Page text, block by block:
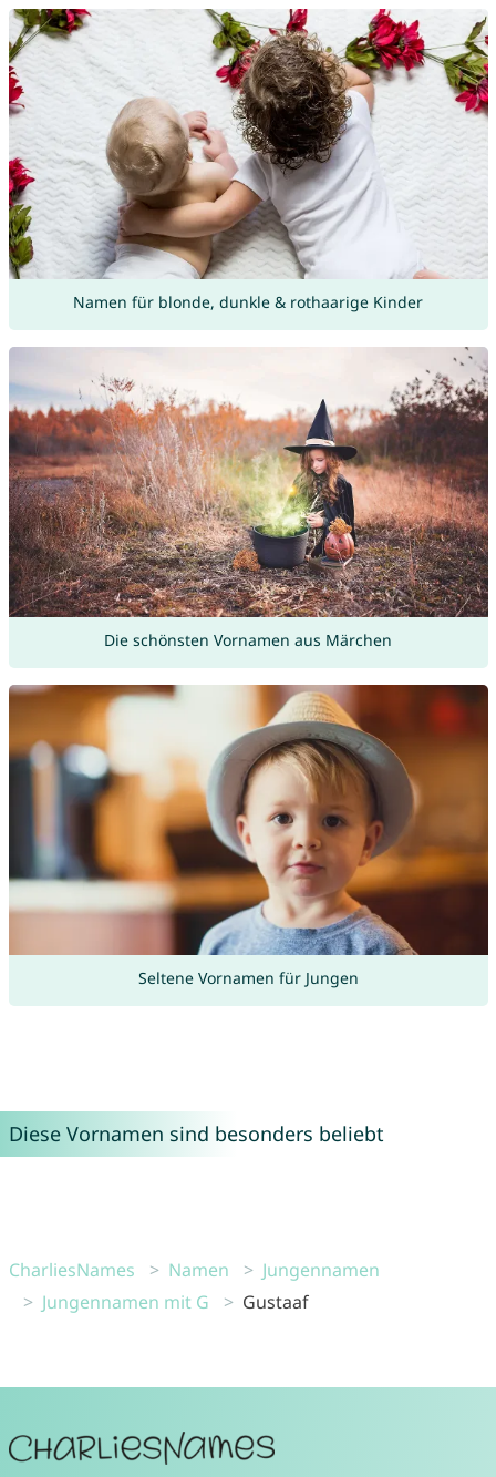
Namen für blonde, dunkle & rothaarige Kinder
Die schönsten Vornamen aus Märchen
Seltene Vornamen für Jungen
Diese Vornamen sind besonders beliebt
CharliesNames Namen
Jungennamen
Jungennamen mit G
Gustaaf